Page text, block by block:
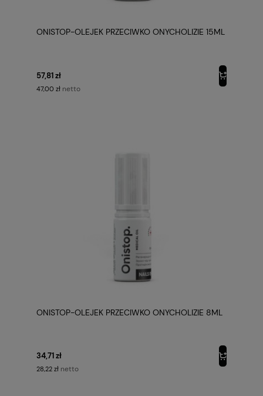
ONISTOP-OLEJEK PRZECIWKO ONYCHOLIZIE 15ML
57,81 zł
47,00 zł netto
ONISTOP-OLEJEK PRZECIWKO ONYCHOLIZIE 8ML
34,71 zł
28,22 zł netto